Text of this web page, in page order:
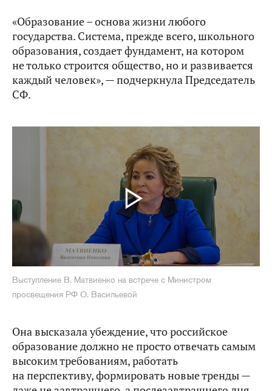
«Образование – основа жизни любого
государства. Система, прежде всего, школьного
образования, создает фундамент, на котором
не только строится общество, но и развивается
каждый человек», — подчеркнула Председатель
СФ.
Выступление В. Матвиенко на встрече с Министром
просвещения РФ О. Васильевой
Она высказала убеждение, что российское
образование должно не просто отвечать самым
высоким требованиям, работать
на перспективу, формировать новые тренды —